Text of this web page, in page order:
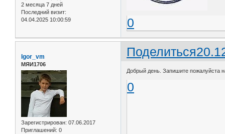
2 месяца 7 дней
Последний визит:
04.04.2025 10:00:59
0
Поделиться
Igor_vm
МЯИ1706
Зарегистрирован: 07.06.2017
Приглашений: 0
Добрый день. Запишите пожалуйста
0